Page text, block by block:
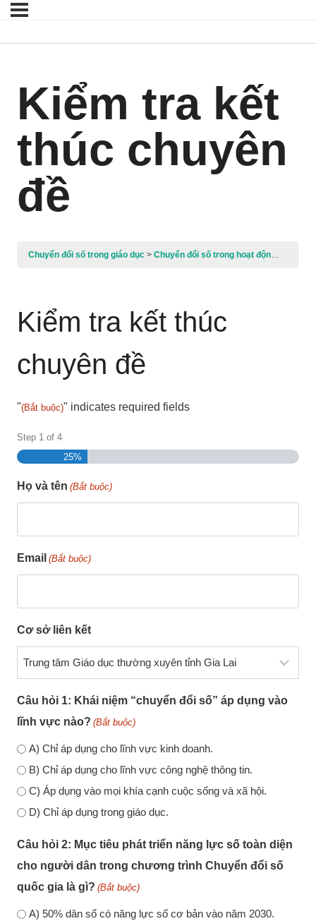
Kiểm tra kết
thúc chuyên
đề
Chuyển đổi số trong giáo dục Chuyển đổi số trong hoạt động giáo dục trẻ ở cơ sở Giáo dục Mầm non
Kiểm tra kết thúc
chuyên đề
"(Bắt buộc)" indicates required fields
Step 1 of 4
25%
Họ và tên (Bắt buộc)
Email (Bắt buộc)
Cơ sở liên kết
Câu hỏi 1: Khái niệm “chuyển đổi số” áp dụng vào
lĩnh vực nào? (Bắt buộc)
A) Chỉ áp dụng cho lĩnh vực kinh doanh.
B) Chỉ áp dụng cho lĩnh vực công nghệ thông tin.
C) Áp dụng vào mọi khía cạnh cuộc sống và xã hội.
D) Chỉ áp dụng trong giáo dục.
Câu hỏi 2: Mục tiêu phát triển năng lực số toàn diện
cho người dân trong chương trình Chuyển đổi số
quốc gia là gì? (Bắt buộc)
A) 50% dân số có năng lực số cơ bản vào năm 2030.